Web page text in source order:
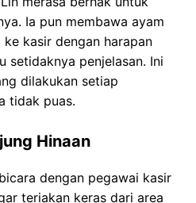
Ia pun membawa ayam
kasir dengan harapan
setidaknya penjelasan. Ini
dilakukan setiap
tidak puas.
Hinaan
dengan pegawai kasir
teriakan keras dari area